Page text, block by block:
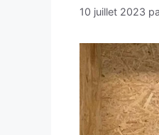
10 juillet 2023